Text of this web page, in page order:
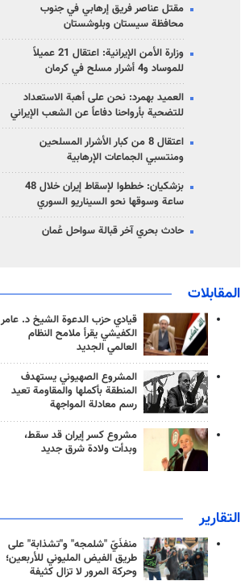
مقتل عناصر فريق إرهابي في جنوب
محافظة سيستان وبلوشستان
وزارة الأمن الإيرانية: اعتقال 21 عميلاً
للموساد و4 أشرار مسلح في كرمان
العميد بهمرد: نحن على أهبة الاستعداد
للتضحية بأرواحنا دفاعاً عن الشعب الإيراني
اعتقال 8 من كبار الأشرار المسلحين
ومنتسبي الجماعات الإرهابية
بزشكيان: خططوا لإسقاط إيران خلال 48
ساعة وسوقها نحو السيناريو السوري
حادث بحري آخر قبالة سواحل عُمان
المقابلات
قيادي حزب الدعوة الشيخ د. عامر
الكفيشي يقرأ ملامح النظام
العالمي الجديد
المشروع الصهيوني يستهدف
المنطقة بأكملها والمقاومة تعيد
رسم معادلة المواجهة
مشروع كسر إيران قد سقط،
وبدأت ولادة شرق جديد
التقارير
منفذَيّ "شلمجه" و"تشذابة" على
طريق الفيض المليوني للأربعين؛
وحركة المرور لا تزال كثيفة